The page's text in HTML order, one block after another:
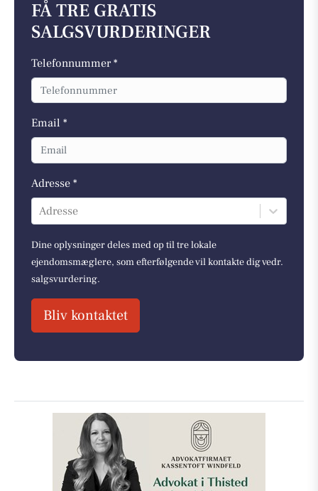
FÅ TRE GRATIS
SALGSVURDERINGER
Telefonnummer *
Email *
Adresse *
Adresse
Dine oplysninger deles med op til tre lokale
ejendomsmæglere, som efterfølgende vil kontakte dig vedr.
salgsvurdering.
Bliv kontaktet